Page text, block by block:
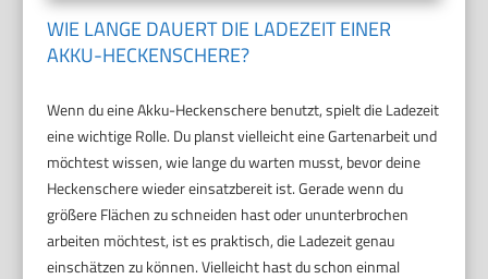
WIE LANGE DAUERT DIE LADEZEIT EINER
AKKU-HECKENSCHERE?
Wenn du eine Akku-Heckenschere benutzt, spielt die Ladezeit
eine wichtige Rolle. Du planst vielleicht eine Gartenarbeit und
möchtest wissen, wie lange du warten musst, bevor deine
Heckenschere wieder einsatzbereit ist. Gerade wenn du
größere Flächen zu schneiden hast oder ununterbrochen
arbeiten möchtest, ist es praktisch, die Ladezeit genau
einschätzen zu können. Vielleicht hast du schon einmal